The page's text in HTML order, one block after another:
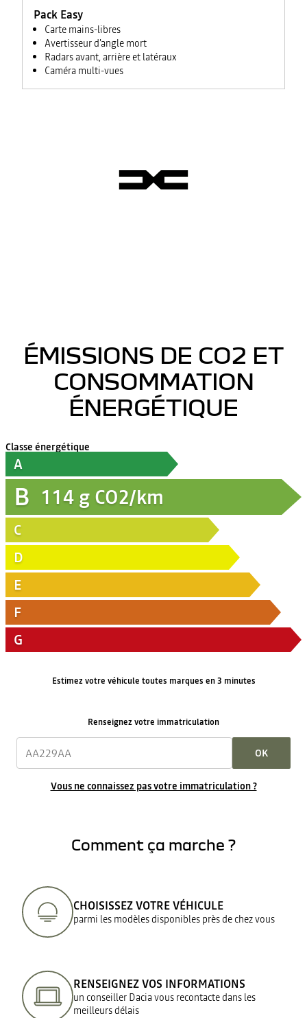
Pack Easy
Carte mains-libres
Avertisseur d'angle mort
Radars avant, arrière et latéraux
Caméra multi-vues
ÉMISSIONS DE CO2 ET
CONSOMMATION
ÉNERGÉTIQUE
Classe énergétique
A
B 114 g CO2/km
C
D
E
F
G
Estimez votre véhicule toutes marques en 3 minutes
Renseignez votre immatriculation
OK
Vous ne connaissez pas votre immatriculation ?
Comment ça marche ?
CHOISISSEZ VOTRE VÉHICULE
parmi les modèles disponibles près de chez vous
RENSEIGNEZ VOS INFORMATIONS
un conseiller Dacia vous recontacte dans les
meilleurs délais